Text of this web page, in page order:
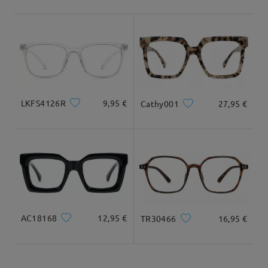
17cm/6.69 in 12.5cm/4.92 in
Ancho Total
131mm/ 5.16in
Longitud de Patillas
146mm/ 5.75in
LKFS4126R 9,95 € Cathy001 27,95 €
AC18168 12,95 € TR30466 16,95 €